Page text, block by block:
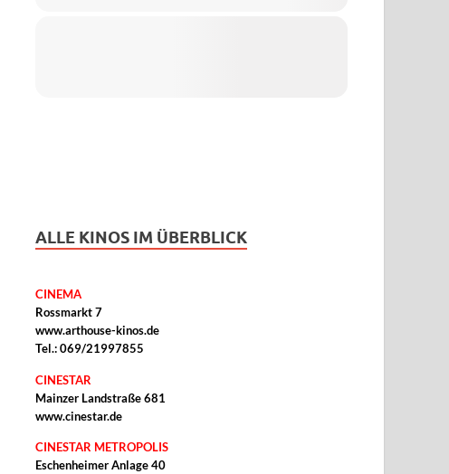
ALLE KINOS IM ÜBERBLICK
CINEMA
Rossmarkt 7
www.arthouse-kinos.de
Tel.: 069/21997855
CINESTAR
Mainzer Landstraße 681
www.cinestar.de
CINESTAR METROPOLIS
Eschenheimer Anlage 40